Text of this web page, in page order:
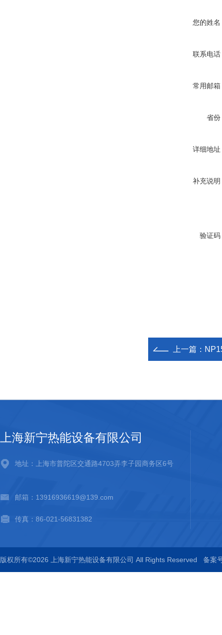
您的姓名
联系电话
常用邮箱
省份
详细地址
补充说明
验证码
上一篇：
上海新宁热能设备有限公司
地址：上海市普陀区交通路4703弄李子园商务区6号
邮箱：13916936619@139.com
传真：86-021-56831382
版权所有©2026 上海新宁热能设备有限公司 All Rights Reserved 备案